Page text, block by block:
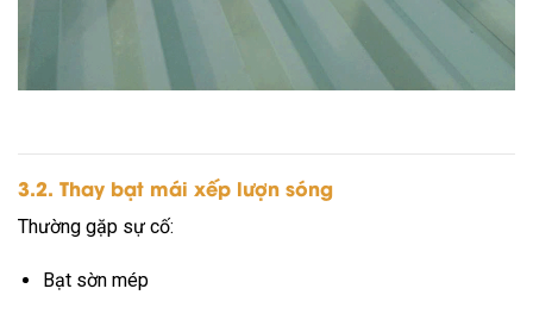
3.2. Thay bạt mái xếp lượn sóng
Thường gặp sự cố:
Bạt sờn mép